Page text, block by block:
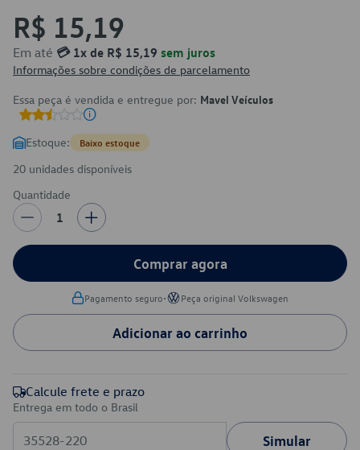
R$ 15,19
Em até 💳 1x de R$ 15,19 sem juros
Informações sobre condições de parcelamento
Essa peça é vendida e entregue por: Mavel Veículos
Estoque: Baixo estoque
20 unidades disponíveis
Quantidade
1
Comprar agora
Pagamento seguro• Peça original Volkswagen
Adicionar ao carrinho
Calcule frete e prazo
Entrega em todo o Brasil
Simular